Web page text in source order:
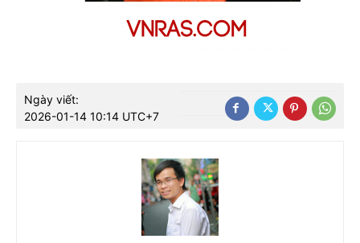
Ngày viết:
2026-01-14 10:14 UTC+7